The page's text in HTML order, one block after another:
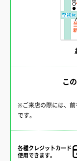
こ
※ご来店の際には、
です。
各種クレジットカード
使用できます。